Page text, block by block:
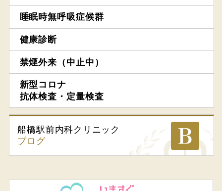
睡眠時無呼吸症候群
健康診断
禁煙外来（中止中）
新型コロナ
抗体検査・定量検査
船橋駅前内科クリニック
ブログ